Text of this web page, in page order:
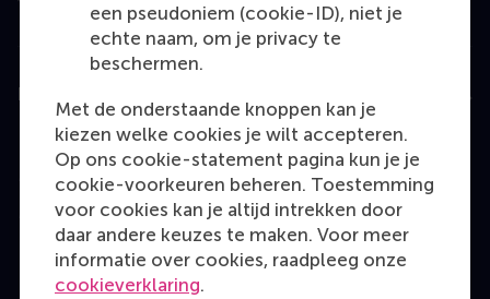
een pseudoniem (cookie-ID), niet je
echte naam, om je privacy te
beschermen.
Met de onderstaande knoppen kan je
kiezen welke cookies je wilt accepteren.
Op ons cookie-statement pagina kun je je
cookie-voorkeuren beheren. Toestemming
voor cookies kan je altijd intrekken door
daar andere keuzes te maken. Voor meer
informatie over cookies, raadpleeg onze
cookieverklaring.
Education
Bachelor
Master
MBA
Executive Education
Programme finder